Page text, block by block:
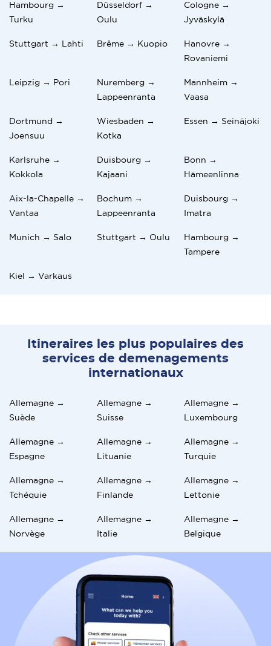
Hambourg →
Turku
Düsseldorf →
Oulu
Cologne →
Jyväskylä
Stuttgart → Lahti Brême → Kuopio
Hanovre →
Rovaniemi
Leipzig → Pori
Nuremberg →
Lappeenranta
Mannheim →
Vaasa
Dortmund →
Joensuu
Wiesbaden →
Kotka
Essen → Seinäjoki
Karlsruhe →
Kokkola
Duisbourg →
Kajaani
Bonn →
Hämeenlinna
Aix-la-Chapelle →
Vantaa
Bochum →
Lappeenranta
Duisbourg →
Imatra
Munich → Salo Stuttgart → Oulu
Hambourg →
Tampere
Kiel → Varkaus
Itineraires les plus populaires des
services de demenagements
internationaux
Allemagne →
Suède
Allemagne →
Suisse
Allemagne →
Luxembourg
Allemagne →
Espagne
Allemagne →
Lituanie
Allemagne →
Turquie
Allemagne →
Tchéquie
Allemagne →
Finlande
Allemagne →
Lettonie
Allemagne →
Norvège
Allemagne →
Italie
Allemagne →
Belgique